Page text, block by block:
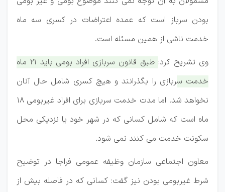
بودن سرباز است که عمده اعتراضات در کسری سه ماه
خدمت ناشی از همین مسئله است.
وی تشریح کرد:
طبق قانون سربازی افراد بومی باید ۲۱ ماه
خدمت سربازی را بگذرانند و هیچ کسری شامل حال آنان
نخواهد شد. اما مدت خدمت سربازی برای افراد غیربومی ۱۸
ماه است که شامل کسانی که در شهر خود یا نزدیکی محل
سکونت خدمت می کنند نمی شود.
معاون اجتماعی سازمان وظیفه عمومی فراجا در توضیح
شرط غیربومی بودن نیز گفت: کسانی که در فاصله بیش از